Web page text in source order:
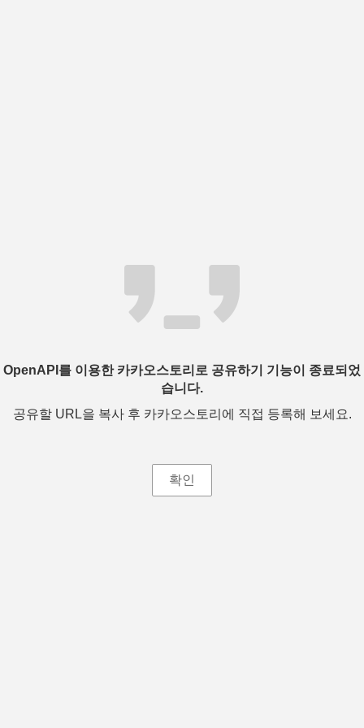
OpenAPI를 이용한 카카오스토리로 공유하기 기능이 종료되었
습니다.
공유할 URL을 복사 후 카카오스토리에 직접 등록해 보세요.
확인